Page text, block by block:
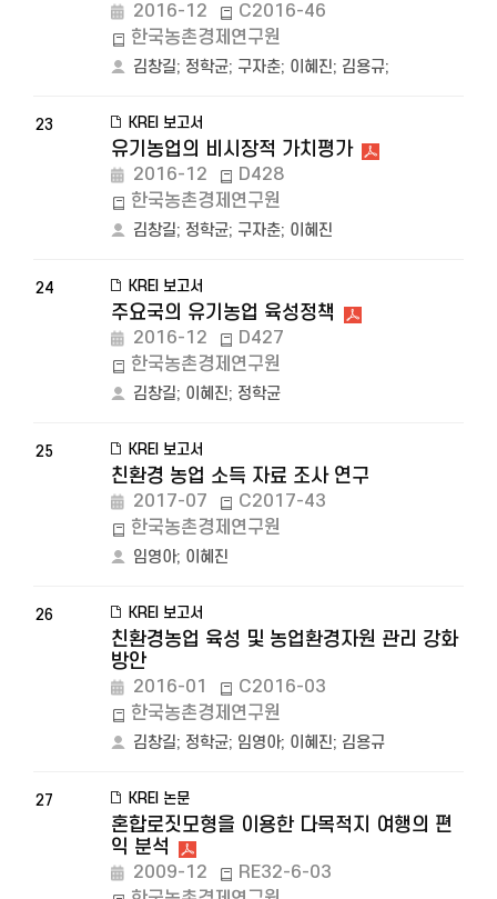
2016-12
C2016-46
한국농촌경제연구원
김창길; 정학균; 구자춘; 이혜진; 김용규;
23 KREI 보고서
유기농업의 비시장적 가치평가
2016-12
D428
한국농촌경제연구원
김창길; 정학균; 구자춘; 이혜진
24 KREI 보고서
주요국의 유기농업 육성정책
2016-12
D427
한국농촌경제연구원
김창길; 이혜진; 정학균
25 KREI 보고서
친환경 농업 소득 자료 조사 연구
2017-07
C2017-43
한국농촌경제연구원
임영아; 이혜진
26 KREI 보고서
친환경농업 육성 및 농업환경자원 관리 강화
방안
2016-01
C2016-03
한국농촌경제연구원
김창길; 정학균; 임영아; 이혜진; 김용규
27 KREI 논문
혼합로짓모형을 이용한 다목적지 여행의 편
익 분석
2009-12
RE32-6-03